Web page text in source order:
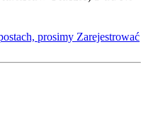
prosimy Zarejestrować